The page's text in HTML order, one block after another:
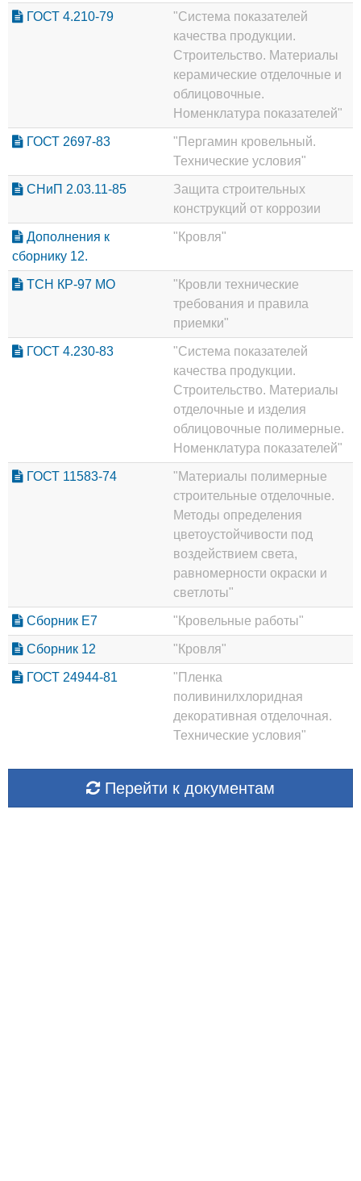
ГОСТ 4.210-79
"Система показателей
качества продукции.
Строительство. Материалы
керамические отделочные и
облицовочные.
Номенклатура показателей"
ГОСТ 2697-83
"Пергамин кровельный.
Технические условия"
СНиП 2.03.11-85
Защита строительных
конструкций от коррозии
Дополнения к
сборнику 12.
"Кровля"
ТСН КР-97 МО
"Кровли технические
требования и правила
приемки"
ГОСТ 4.230-83
"Система показателей
качества продукции.
Строительство. Материалы
отделочные и изделия
облицовочные полимерные.
Номенклатура показателей"
ГОСТ 11583-74
"Материалы полимерные
строительные отделочные.
Методы определения
цветоустойчивости под
воздействием света,
равномерности окраски и
светлоты"
Сборник Е7 "Кровельные работы"
Сборник 12 "Кровля"
ГОСТ 24944-81
"Пленка
поливинилхлоридная
декоративная отделочная.
Технические условия"
Перейти к документам